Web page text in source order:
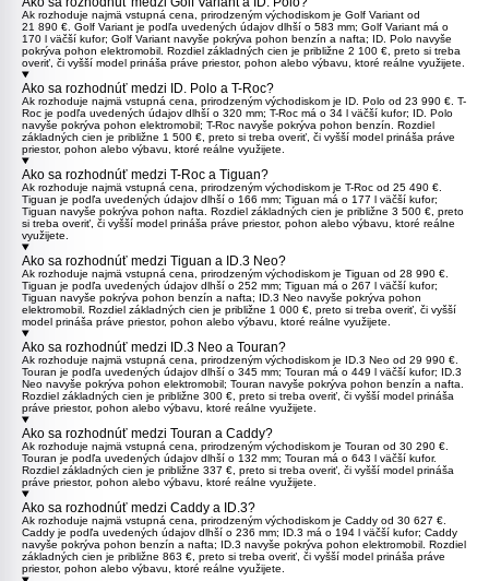
Ak rozhoduje najmä vstupná cena, prirodzeným východiskom je Golf Variant od
21 890 €. Golf Variant je podľa uvedených údajov dlhší o 583 mm; Golf Variant má o
170 l väčší kufor; Golf Variant navyše pokrýva pohon benzín a nafta; ID. Polo navyše
pokrýva pohon elektromobil. Rozdiel základných cien je približne 2 100 €, preto si treba
overiť, či vyšší model prináša práve priestor, pohon alebo výbavu, ktoré reálne využijete.
Ako sa rozhodnúť medzi ID. Polo a T-Roc?
Ak rozhoduje najmä vstupná cena, prirodzeným východiskom je ID. Polo od 23 990 €. T-
Roc je podľa uvedených údajov dlhší o 320 mm; T-Roc má o 34 l väčší kufor; ID. Polo
navyše pokrýva pohon elektromobil; T-Roc navyše pokrýva pohon benzín. Rozdiel
základných cien je približne 1 500 €, preto si treba overiť, či vyšší model prináša práve
priestor, pohon alebo výbavu, ktoré reálne využijete.
Ako sa rozhodnúť medzi T-Roc a Tiguan?
Ak rozhoduje najmä vstupná cena, prirodzeným východiskom je T-Roc od 25 490 €.
Tiguan je podľa uvedených údajov dlhší o 166 mm; Tiguan má o 177 l väčší kufor;
Tiguan navyše pokrýva pohon nafta. Rozdiel základných cien je približne 3 500 €, preto
si treba overiť, či vyšší model prináša práve priestor, pohon alebo výbavu, ktoré reálne
využijete.
Ako sa rozhodnúť medzi Tiguan a ID.3 Neo?
Ak rozhoduje najmä vstupná cena, prirodzeným východiskom je Tiguan od 28 990 €.
Tiguan je podľa uvedených údajov dlhší o 252 mm; Tiguan má o 267 l väčší kufor;
Tiguan navyše pokrýva pohon benzín a nafta; ID.3 Neo navyše pokrýva pohon
elektromobil. Rozdiel základných cien je približne 1 000 €, preto si treba overiť, či vyšší
model prináša práve priestor, pohon alebo výbavu, ktoré reálne využijete.
Ako sa rozhodnúť medzi ID.3 Neo a Touran?
Ak rozhoduje najmä vstupná cena, prirodzeným východiskom je ID.3 Neo od 29 990 €.
Touran je podľa uvedených údajov dlhší o 345 mm; Touran má o 449 l väčší kufor; ID.3
Neo navyše pokrýva pohon elektromobil; Touran navyše pokrýva pohon benzín a nafta.
Rozdiel základných cien je približne 300 €, preto si treba overiť, či vyšší model prináša
práve priestor, pohon alebo výbavu, ktoré reálne využijete.
Ako sa rozhodnúť medzi Touran a Caddy?
Ak rozhoduje najmä vstupná cena, prirodzeným východiskom je Touran od 30 290 €.
Touran je podľa uvedených údajov dlhší o 132 mm; Touran má o 643 l väčší kufor.
Rozdiel základných cien je približne 337 €, preto si treba overiť, či vyšší model prináša
práve priestor, pohon alebo výbavu, ktoré reálne využijete.
Ako sa rozhodnúť medzi Caddy a ID.3?
Ak rozhoduje najmä vstupná cena, prirodzeným východiskom je Caddy od 30 627 €.
Caddy je podľa uvedených údajov dlhší o 236 mm; ID.3 má o 194 l väčší kufor; Caddy
navyše pokrýva pohon benzín a nafta; ID.3 navyše pokrýva pohon elektromobil. Rozdiel
základných cien je približne 863 €, preto si treba overiť, či vyšší model prináša práve
priestor, pohon alebo výbavu, ktoré reálne využijete.